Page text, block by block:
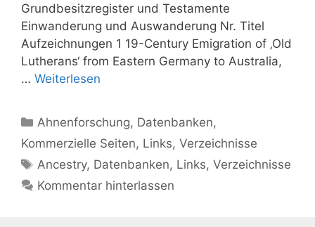
Grundbesitzregister und Testamente
Einwanderung und Auswanderung Nr. Titel
Aufzeichnungen 1 19-Century Emigration of ‚Old
Lutherans‘ from Eastern Germany to Australia,
… Weiterlesen
Kategorien
Ahnenforschung, Datenbanken,
Kommerzielle Seiten, Links, Verzeichnisse
Schlagwörter
Ancestry, Datenbanken, Links,Verzeichnisse
Kommentar hinterlassen